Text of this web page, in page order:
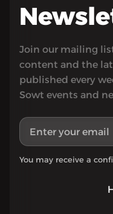
Join our mailing
content and the
published every
Sowt events and
You may receive a